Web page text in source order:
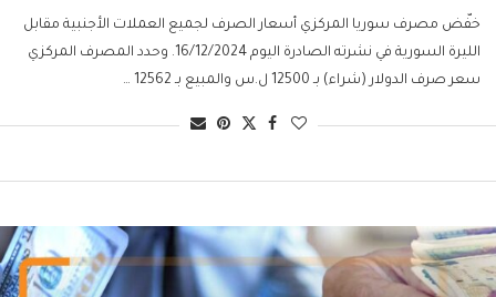
خفّض مصرف سوريا المركزي أسعار الصرف لجميع العملات الأجنبية مقابل
الليرة السورية في نشرته الصادرة اليوم 16/12/2024. وحدد المصرف المركزي
سعر صرف الدولار (شراء) بـ 12500 ل.س والمبيع بـ 12562 …